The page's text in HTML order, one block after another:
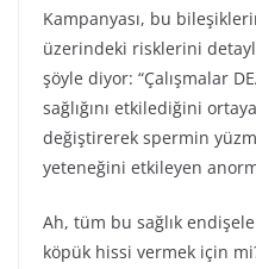
Kampanyası, bu
üzerindeki risklerini
şöyle diyor: “Çalışmalar
sağlığını etkilediğini
değiştirerek spermin
yeteneğini etkileyen
Ah, tüm bu sağlık
köpük hissi vermek için